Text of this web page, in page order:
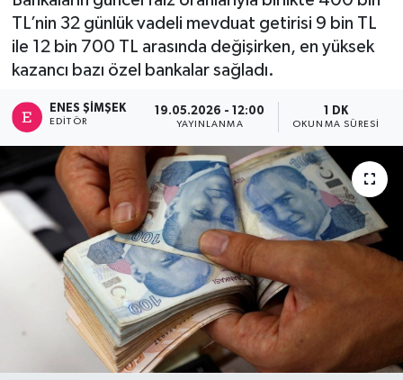
TL’nin 32 günlük vadeli mevduat getirisi 9 bin TL
ile 12 bin 700 TL arasında değişirken, en yüksek
kazancı bazı özel bankalar sağladı.
ENES ŞIMŞEK
EDITÖR
19.05.2026 - 12:00
YAYINLANMA
1 DK
OKUNMA SÜRESI